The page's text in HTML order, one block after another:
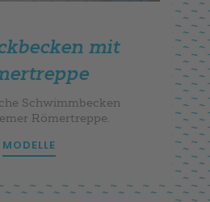
mit
Schwimmbecken
Römertreppe.
MODELLE